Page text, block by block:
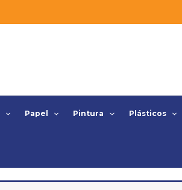
Papel Pintura Plásticos